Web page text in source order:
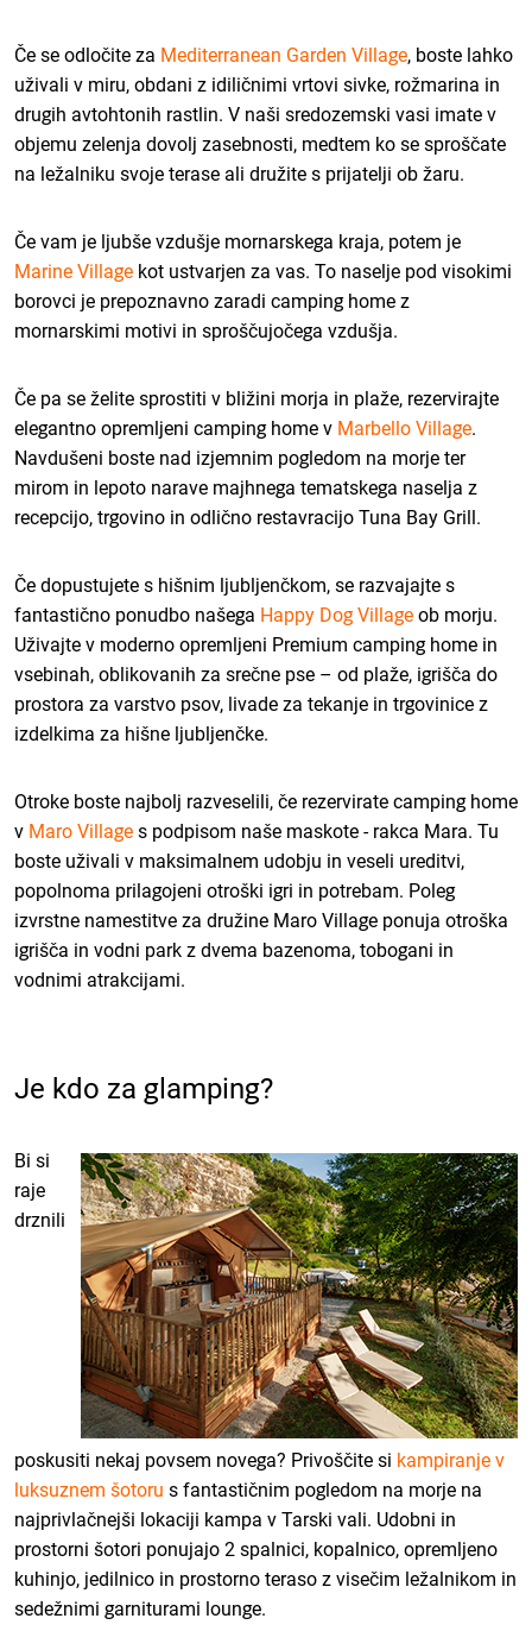
Če se odločite za Mediterranean Garden Village, boste lahko
uživali v miru, obdani z idiličnimi vrtovi sivke, rožmarina in
drugih avtohtonih rastlin. V naši sredozemski vasi imate v
objemu zelenja dovolj zasebnosti, medtem ko se sproščate
na ležalniku svoje terase ali družite s prijatelji ob žaru.
Če vam je ljubše vzdušje mornarskega kraja, potem je
Marine Village kot ustvarjen za vas. To naselje pod visokimi
borovci je prepoznavno zaradi camping home z
mornarskimi motivi in sproščujočega vzdušja.
Če pa se želite sprostiti v bližini morja in plaže, rezervirajte
elegantno opremljeni camping home v Marbello Village.
Navdušeni boste nad izjemnim pogledom na morje ter
mirom in lepoto narave majhnega tematskega naselja z
recepcijo, trgovino in odlično restavracijo Tuna Bay Grill.
Če dopustujete s hišnim ljubljenčkom, se razvajajte s
fantastično ponudbo našega Happy Dog Village ob morju.
Uživajte v moderno opremljeni Premium camping home in
vsebinah, oblikovanih za srečne pse – od plaže, igrišča do
prostora za varstvo psov, livade za tekanje in trgovinice z
izdelkima za hišne ljubljenčke.
Otroke boste najbolj razveselili, če rezervirate camping home
v Maro Village s podpisom naše maskote - rakca Mara. Tu
boste uživali v maksimalnem udobju in veseli ureditvi,
popolnoma prilagojeni otroški igri in potrebam. Poleg
izvrstne namestitve za družine Maro Village ponuja otroška
igrišča in vodni park z dvema bazenoma, tobogani in
vodnimi atrakcijami.
Je kdo za glamping?
Bi si
raje
drznili
poskusiti nekaj povsem novega? Privoščite si kampiranje v
luksuznem šotoru s fantastičnim pogledom na morje na
najprivlačnejši lokaciji kampa v Tarski vali. Udobni in
prostorni šotori ponujajo 2 spalnici, kopalnico, opremljeno
kuhinjo, jedilnico in prostorno teraso z visečim ležalnikom in
sedežnimi garniturami lounge.